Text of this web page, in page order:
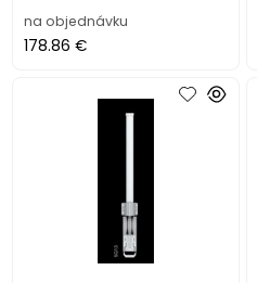
na objednávku
178.86 €